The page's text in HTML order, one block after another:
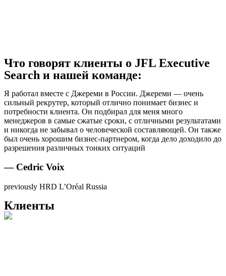
Что говорят клиенты о JFL Executive
Search и нашей команде:
Я работал вместе с Джереми в России. Джереми — очень
сильный рекрутер, который отлично понимает бизнес и
потребности клиента. Он подбирал для меня много
менеджеров в самые сжатые сроки, с отличными результатами
и никогда не забывал о человеческой составляющей. Он также
был очень хорошим бизнес-партнером, когда дело доходило до
разрешения различных тонких ситуаций
— Cedric Voix
previously HRD L’Oréal Russia
Клиенты